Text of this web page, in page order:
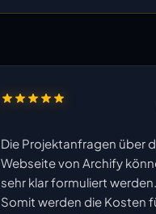
Die Projektanfragen über
Webseite von Archify
sehr klar formuliert werden.
Somit werden die Kosten